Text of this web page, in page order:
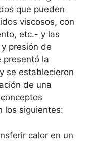
que pueden
viscosos, con
etc.- y las
presión de
presentó la
se establecieron
de una
los siguientes:
calor en un